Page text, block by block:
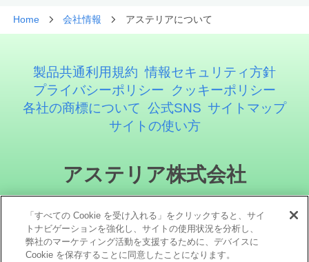
Home 会社情報 アステリアについて
製品共通利用規約 情報セキュリティ方針
プライバシーポリシー
クッキーポリシー
各社の商標について 公式SNS サイトマップ
サイトの使い方
アステリア株式会社
「すべての Cookie を受け入れる」をクリックすると、サイ
トナビゲーションを強化し、サイトの使用状況を分析し、
弊社のマーケティング活動を支援するために、デバイスに
Cookie を保存することに同意したことになります。